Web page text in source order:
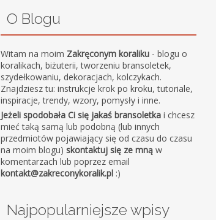
O Blogu
Witam na moim Zakręconym koraliku - blogu o
koralikach, biżuterii, tworzeniu bransoletek,
szydełkowaniu, dekoracjach, kolczykach.
Znajdziesz tu: instrukcje krok po kroku, tutoriale,
inspiracje, trendy, wzory, pomysły i inne.
Jeżeli spodobała Ci się jakaś bransoletka i chcesz
mieć taką samą lub podobną (lub innych
przedmiotów pojawiający się od czasu do czasu
na moim blogu)skontaktuj się ze mną w
komentarzach lub poprzez email
kontakt@zakreconykoralik.pl :)
Najpopularniejsze wpisy